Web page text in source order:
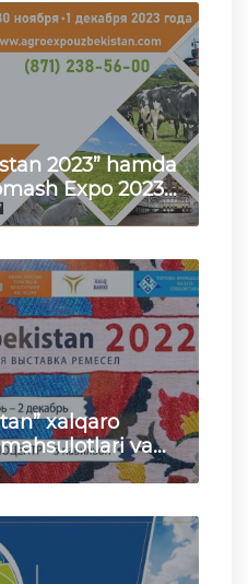
2023” hamda
Expo 2023”
xalqaro
va